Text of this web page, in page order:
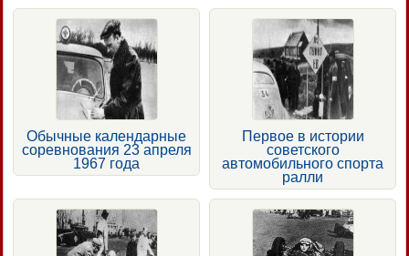
Обычные календарные
соревнования 23 апреля
1967 года
Первое в истории
советского
автомобильного спорта
ралли